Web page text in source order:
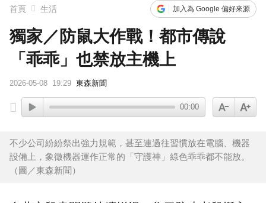
首頁 生活 加入為 Google 偏好來源
獨家／防鼠大作戰！都市傳說
「乖乖」也禁放主機上
2026-05-08 19:29 東森新聞
00:00
不少公司紛紛祭出強力規範，甚至連過往習慣放在電腦、機器
設備上，象徵機器運作正常的「守護神」綠色乖乖都不能放。
（圖／東森新聞）